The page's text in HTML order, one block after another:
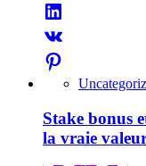
Stake bonus
la vraie